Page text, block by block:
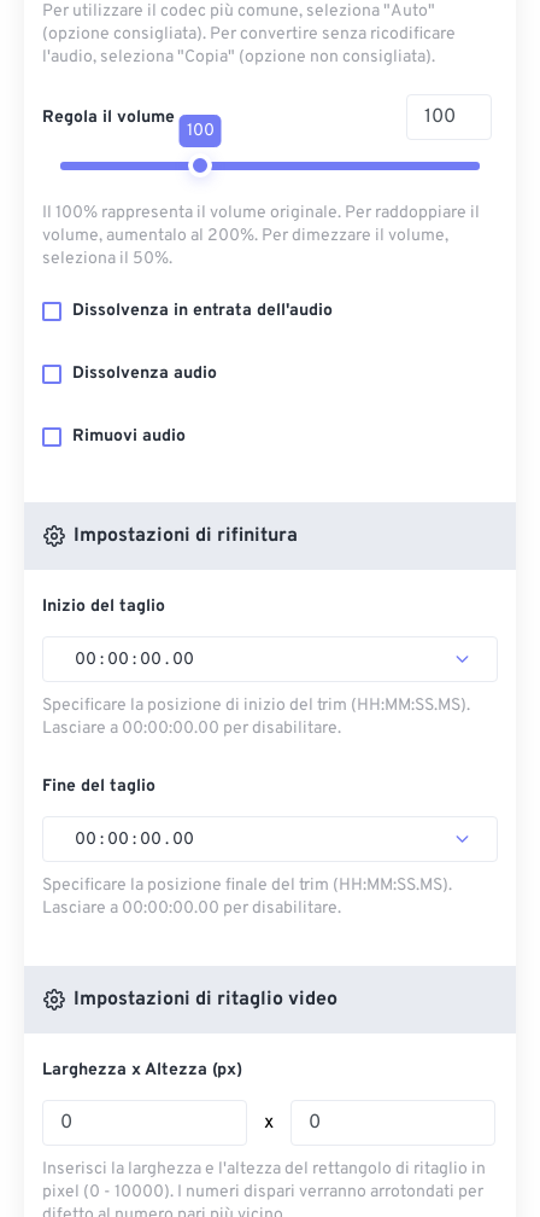
Per utilizzare il codec più comune, seleziona "Auto"
(opzione consigliata). Per convertire senza ricodificare
l'audio, seleziona "Copia" (opzione non consigliata).
Regola il volume
100
Il 100% rappresenta il volume originale. Per raddoppiare il
volume, aumentalo al 200%. Per dimezzare il volume,
seleziona il 50%.
Dissolvenza in entrata dell'audio
Dissolvenza audio
Rimuovi audio
Impostazioni di rifinitura
Inizio del taglio
00 : 00 : 00 . 00
Specificare la posizione di inizio del trim (HH:MM:SS.MS).
Lasciare a 00:00:00.00 per disabilitare.
Fine del taglio
00 : 00 : 00 . 00
Specificare la posizione finale del trim (HH:MM:SS.MS).
Lasciare a 00:00:00.00 per disabilitare.
Impostazioni di ritaglio video
Larghezza x Altezza (px)
x
Inserisci la larghezza e l'altezza del rettangolo di ritaglio in
pixel (0 - 10000). I numeri dispari verranno arrotondati per